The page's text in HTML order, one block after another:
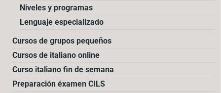
Niveles y programas
Lenguaje especializado
Cursos de grupos pequeños
Cursos de italiano online
Curso italiano fin de semana
Preparación éxamen CILS